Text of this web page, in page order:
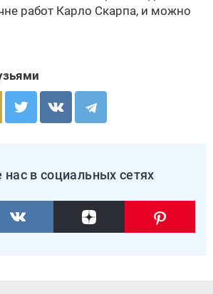
работ Карло Скарпа, и можно
нас в социальных сетях